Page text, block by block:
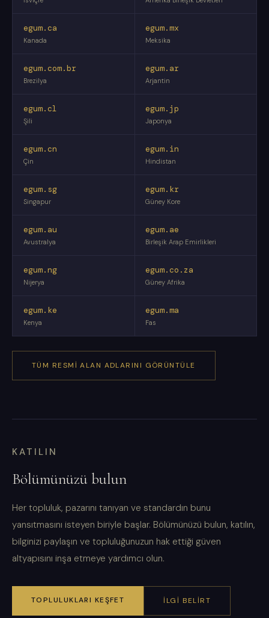
egum.ca
Kanada
egum.mx
Meksika
egum.com.br
Brezilya
egum.ar
Arjantin
egum.cl
Şili
egum.jp
Japonya
egum.cn
Çin
egum.in
Hindistan
egum.sg
Singapur
egum.kr
Güney Kore
egum.au
Avustralya
egum.ae
Birleşik Arap Emirlikleri
egum.ng
Nijerya
egum.co.za
Güney Afrika
egum.ke
Kenya
egum.ma
Fas
TÜM RESMI ALAN ADLARINI GÖRÜNTÜLE
KATILIN
Bölümünüzü bulun
Her topluluk, pazarını tanıyan ve standardın bunu
yansıtmasını isteyen biriyle başlar. Bölümünüzü bulun, katılın,
bilginizi paylaşın ve topluluğunuzun hak ettiği güven
altyapısını inşa etmeye yardımcı olun.
TOPLULUKLARI KEŞFET İLGI BELIRT